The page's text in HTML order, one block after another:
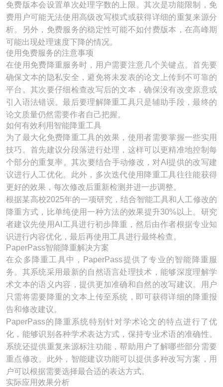
免费版本会设置单次处理字数的上限。其次是功能限制，免
费用户可能无法使用高级改写模式或获得详细的重复来源分
析。另外，免费服务的稳定性可能不如付费版本，在高峰期
可能出现处理速度下降的情况。
使用免费服务的注意事项
在使用免费降重服务时，用户需要注意几个关键点。首先要
确保文本的隐私安全，避免将未发表的论文上传到不可靠的
平台。其次要仔细检查改写后的文本，确保没有改变原意或
引入语法错误。最后要理解降重工具只是辅助手段，最终的
论文质量仍然需要作者自己把握。
如何有效利用智能降重工具
为了最大化免费降重工具的效果，使用者需要掌握一些实用
技巧。首先建议分段落进行处理，这样可以更精准地控制每
个部分的重复率。其次要结合手动修改，对AI提供的改写建
议进行人工优化。此外，多次迭代使用降重工具往往能获得
更好的效果，每次修改后重新检测并进一步调整。
根据某高校2025年的一项研究，结合智能工具和人工修改的
降重方式，比单纯使用一种方法的效果提升30%以上。研究
者建议先使用AI工具进行初步降重，然后由作者根据专业知
识进行内容优化，最后再使用工具进行最终检查。
PaperPass智能降重解决方案
在众多降重工具中，PaperPass提供了专业的智能降重服
务。其系统采用最新的自然语言处理技术，能够深度理解学
术文本的语义内容，提供更加准确和自然的改写建议。用户
只需将需要降重的文本上传至系统，即可获得详细的降重报
告和修改建议。
PaperPass的降重系统特别针对学术论文的特点进行了优
化，能够识别各种学术表达方式，保持专业术语的准确性。
系统还提供重复来源标注功能，帮助用户了解哪些部分需要
重点修改。此外，智能建议功能可以提供多种改写方案，用
户可以根据需要选择最合适的表达方式。
实际应用效果分析